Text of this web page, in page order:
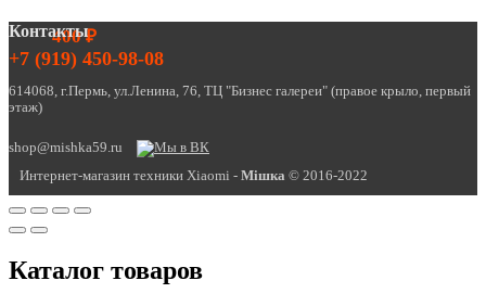
400₽
Контакты
+7 (919) 450-98-08
614068, г.Пермь, ул.Ленина, 76, ТЦ "Бизнес галереи" (правое крыло, первый
этаж)
shop@mishka59.ru
Интернет-магазин техники Xiaomi - Miшка © 2016-2022
Каталог товаров